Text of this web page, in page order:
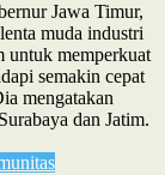
Jawa Timur,
muda industri
untuk memperkuat
semakin cepat
mengatakan
dan Jatim.